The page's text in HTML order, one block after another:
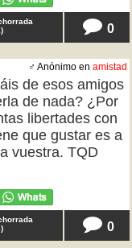
) 0
♂ Anónimo en amistad
de esos amigos
de nada? ¿Por
libertades con
que gustar es a
vuestra. TQD
) 0